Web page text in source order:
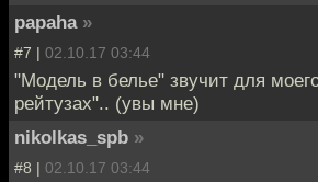
papaha »
#7 | 02.10.17 03:44
"Модель в белье" звучит для
рейтузах".. (увы мне)
nikolkas_spb »
#8 | 02.10.17 03:44